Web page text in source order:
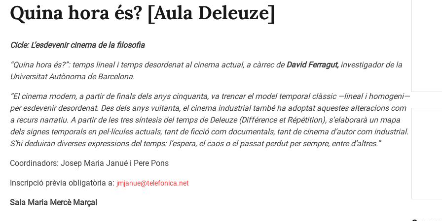
Quina hora és? [Aula Deleuze]
Cicle: L’esdevenir cinema de la filosofia
“Quina hora és?”: temps lineal i temps desordenat al cinema actual, a càrrec deDavid Ferragut, investigador de la
Universitat Autònoma de Barcelona.
“El cinema modern, a partir de finals dels anys cinquanta, va trencar elmodel temporal clàssic —lineal i homogeni—
per esdevenir desordenat. Des dels anys vuitanta, el cinema industrial també ha adoptat aquestes alteracions com
a recurs narratiu. A partir de les tres síntesis del temps de Deleuze (Différence et Répétition), s’elaborarà un mapa
dels signes temporals en pel·lícules actuals, tant de ficció com documentals, tant de cinema d’autor com industrial.
S’hi deduiran diverses expressions del temps: l’espera, el caos o el passat perdut per sempre, entre d’altres.”
Coordinadors: Josep Maria Janué i Pere Pons
Inscripció prèvia obligatòria a: jmjanue@telefonica.net
Sala Maria Mercè Marçal